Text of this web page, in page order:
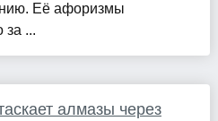
Её афоризмы
за ...
алмазы через